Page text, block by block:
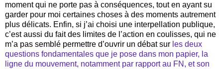
moment qui ne porte pas à conséquences, tout en ayant su
garder pour moi certaines choses à des moments autrement
plus délicats. Enfin, si j’ai choisi une interpellation publique,
c’est aussi du fait des limites de l’action en coulisses, qui ne
m’a pas semblé permettre d’ouvrir un débat sur les deux
questions fondamentales que je pose dans mon papier, la
ligne du mouvement, notamment par rapport au FN, et son